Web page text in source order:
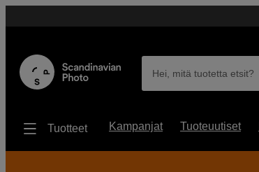
Hei, mitä tuotetta etsit?
Tuotteet Kampanjat Tuoteuutiset